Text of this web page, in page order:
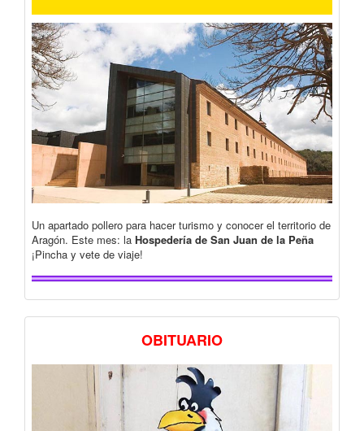
Un apartado pollero para hacer turismo y conocer el territorio de
Aragón. Este mes: la Hospedería de San Juan de la Peña
¡Pincha y vete de viaje!
OBITUARIO